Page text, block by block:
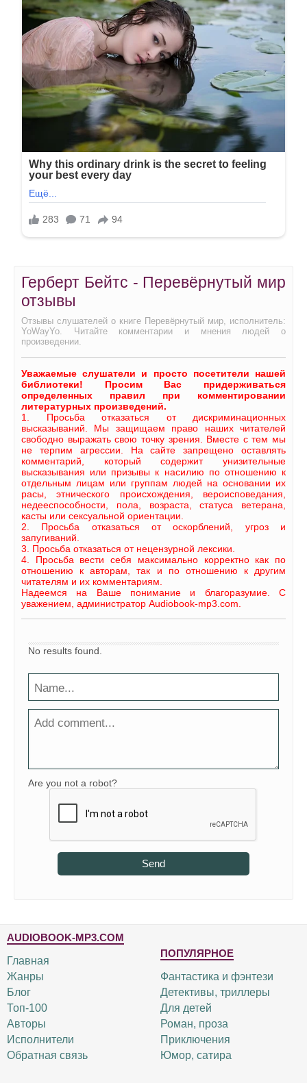
Герберт Бейтс - Перевёрнутый мир
отзывы
Отзывы слушателей о книге Перевёрнутый мир, исполнитель:
YoWayYo. Читайте комментарии и мнения людей о
произведении.
Уважаемые слушатели и просто посетители нашей
библиотеки! Просим Вас придерживаться
определенных правил при комментировании
литературных произведений.
1. Просьба отказаться от дискриминационных
высказываний. Мы защищаем право наших читателей
свободно выражать свою точку зрения. Вместе с тем мы
не терпим агрессии. На сайте запрещено оставлять
комментарий, который содержит унизительные
высказывания или призывы к насилию по отношению к
отдельным лицам или группам людей на основании их
расы, этнического происхождения, вероисповедания,
недееспособности, пола, возраста, статуса ветерана,
касты или сексуальной ориентации.
2. Просьба отказаться от оскорблений, угроз и
запугиваний.
3. Просьба отказаться от нецензурной лексики.
4. Просьба вести себя максимально корректно как по
отношению к авторам, так и по отношению к другим
читателям и их комментариям.
Надеемся на Ваше понимание и благоразумие. С
уважением, администратор Audiobook-mp3.com.
No results found.
Are you not a robot?
Send
AUDIOBOOK-MP3.COM
Главная
Жанры
Блог
Топ-100
Авторы
Исполнители
Обратная связь
ПОПУЛЯРНОЕ
Фантастика и фэнтези
Детективы, триллеры
Для детей
Роман, проза
Приключения
Юмор, сатира